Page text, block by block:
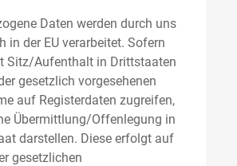
Daten werden durch uns
in der EU verarbeitet. Sofern
Sitz/Aufenthalt in Drittstaaten
gesetzlich vorgesehenen
auf Registerdaten zugreifen,
Übermittlung/Offenlegung in
darstellen. Diese erfolgt auf
gesetzlichen